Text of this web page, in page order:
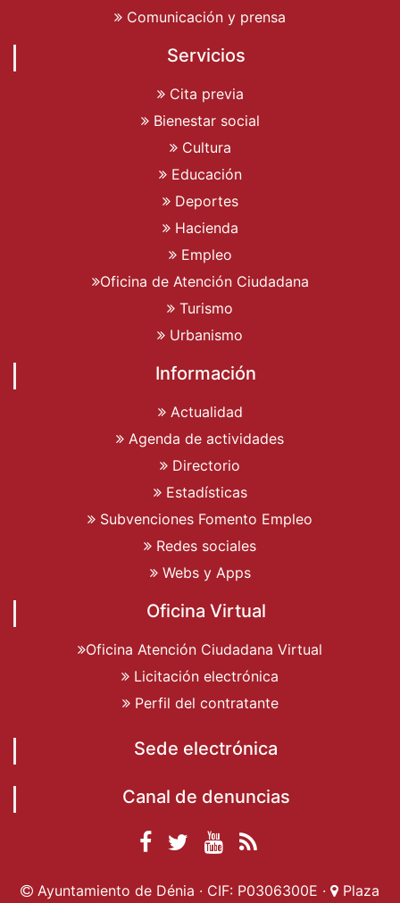
Comunicación y prensa
Servicios
Cita previa
Bienestar social
Cultura
Educación
Deportes
Hacienda
Empleo
Oficina de Atención Ciudadana
Turismo
Urbanismo
Información
Actualidad
Agenda de actividades
Directorio
Estadísticas
Subvenciones Fomento Empleo
Redes sociales
Webs y Apps
Oficina Virtual
Oficina Atención Ciudadana Virtual
Licitación electrónica
Perfil del contratante
Sede electrónica
Canal de denuncias
Facebook
Ayuntamiento de
Ayuntamiento de
Ayuntamiento
Actualidad
Ayuntamiento de Dénia · CIF: P0306300E · Plaza